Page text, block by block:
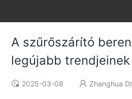
A szűrőszárító
legújabb
2025-03-08 Zhanghua